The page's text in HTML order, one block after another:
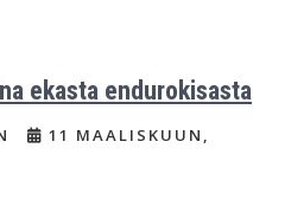
ekasta endurokisasta
11 MAALISKUUN,